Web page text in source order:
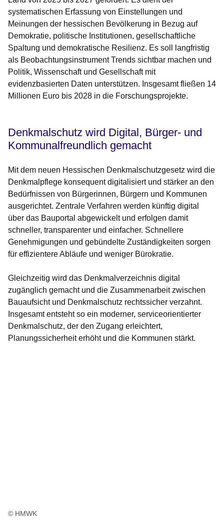
systematischen Erfassung von Einstellungen und
Meinungen der hessischen Bevölkerung in Bezug auf
Demokratie, politische Institutionen, gesellschaftliche
Spaltung und demokratische Resilienz. Es soll langfristig
als Beobachtungsinstrument Trends sichtbar machen und
Politik, Wissenschaft und Gesellschaft mit
evidenzbasierten Daten unterstützen. Insgesamt fließen 14
Millionen Euro bis 2028 in die Forschungsprojekte.
Denkmalschutz wird Digital, Bürger- und
Kommunalfreundlich gemacht
Mit dem neuen Hessischen Denkmalschutzgesetz wird die
Denkmalpflege konsequent digitalisiert und stärker an den
Bedürfnissen von Bürgerinnen, Bürgern und Kommunen
ausgerichtet. Zentrale Verfahren werden künftig digital
über das Bauportal abgewickelt und erfolgen damit
schneller, transparenter und einfacher. Schnellere
Genehmigungen und gebündelte Zuständigkeiten sorgen
für effizientere Abläufe und weniger Bürokratie.
Gleichzeitig wird das Denkmalverzeichnis digital
zugänglich gemacht und die Zusammenarbeit zwischen
Bauaufsicht und Denkmalschutz rechtssicher verzahnt.
Insgesamt entsteht so ein moderner, serviceorientierter
Denkmalschutz, der den Zugang erleichtert,
Planungssicherheit erhöht und die Kommunen stärkt.
© HMWK